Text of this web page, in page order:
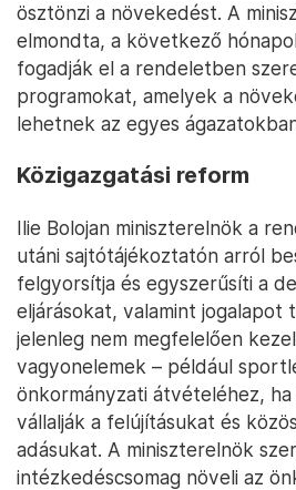
ösztönzi a növekedést. A
elmondta, a következő
fogadják el a rendeletben
programokat, amelyek a
lehetnek az egyes
Közigazgatási reform
Ilie Bolojan miniszterelnök a
utáni sajtótájékoztatón arról
felgyorsítja és egyszerűsíti a
eljárásokat, valamint jogalapot
jelenleg nem megfelelően
vagyonelemek – például
önkormányzati átvételéhez,
vállalják a felújításukat és
adásukat. A miniszterelnök
intézkedéscsomag növeli az